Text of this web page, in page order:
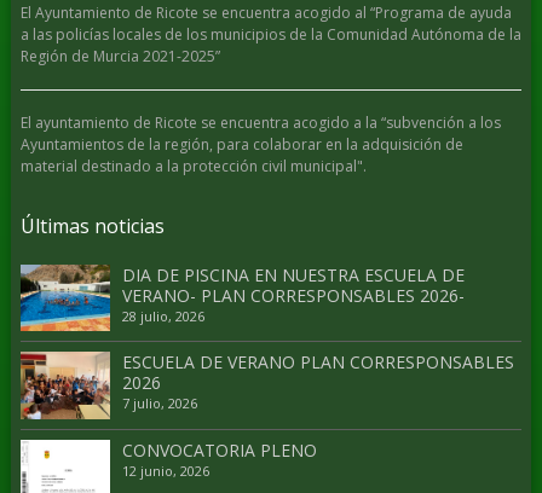
El Ayuntamiento de Ricote se encuentra acogido al “Programa de ayuda
a las policías locales de los municipios de la Comunidad Autónoma de la
Región de Murcia 2021-2025”
El ayuntamiento de Ricote se encuentra acogido a la “subvención a los
Ayuntamientos de la región, para colaborar en la adquisición de
material destinado a la protección civil municipal".
Últimas noticias
DIA DE PISCINA EN NUESTRA ESCUELA DE
VERANO- PLAN CORRESPONSABLES 2026-
28 julio, 2026
ESCUELA DE VERANO PLAN CORRESPONSABLES
2026
7 julio, 2026
CONVOCATORIA PLENO
12 junio, 2026